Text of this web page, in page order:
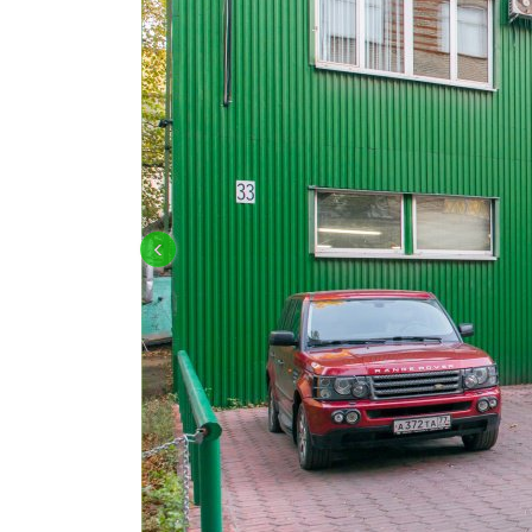
КУЗОВНОЙ РЕМОНТ LAND ROVER
OFF-ROAD ПОДГОТОВКА И
‹